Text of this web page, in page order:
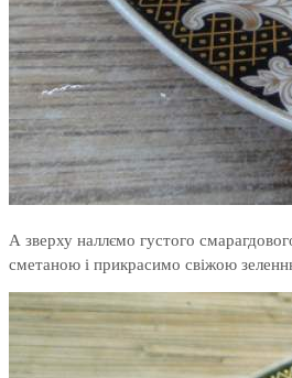
А зверху наллємо густого
сметаною і прикрасимо свіжою